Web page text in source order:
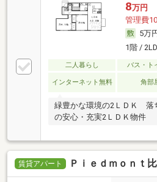
8万円
管理費
5万
1階 /
二人暮らし バス・ト
インターネット無料 角部
緑豊かな環境の2ＬＤＫ 落
の安心・充実2ＬＤＫ物件
賃貸アパート Ｐｉｅｄｍｏｎｔ